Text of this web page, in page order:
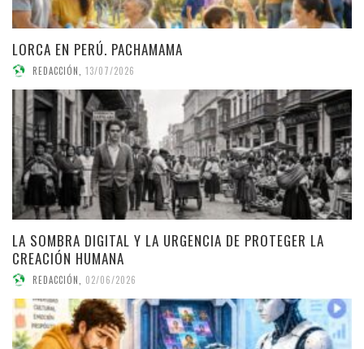
LORCA EN PERÚ. PACHAMAMA
REDACCIÓN 13/07/2026
LA SOMBRA DIGITAL Y LA URGENCIA DE PROTEGER LA
CREACIÓN HUMANA
REDACCIÓN 02/06/2026